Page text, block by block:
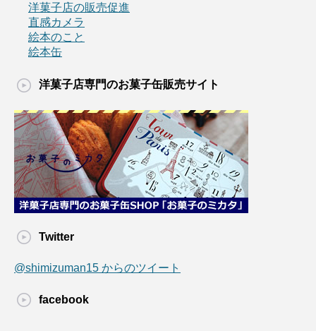
洋菓子店の販売促進
直感カメラ
絵本のこと
絵本缶
洋菓子店専門のお菓子缶販売サイト
Twitter
@shimizuman15 からのツイート
facebook